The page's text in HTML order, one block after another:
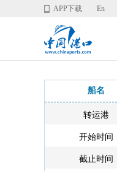
APP下载 En
船名
转运港
开始时间
截止时间